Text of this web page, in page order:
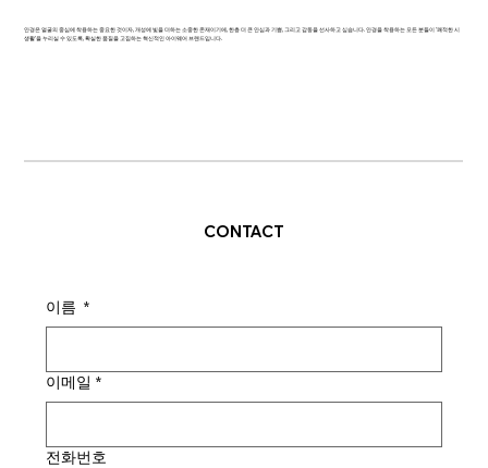
안경은 얼굴의 중심에 착용하는 중요한 것이자, 개성에 빛을 더하는 소중한 존재이기에, 한층 더 큰 안심과 기쁨, 그리고 감동을 선사하고 싶습니다. 안경을 착용하는 모든 분들이 '쾌적한 시
생활'을 누리실 수 있도록, 확실한 품질을 고집하는 혁신적인 아이웨어 브랜드입니다.
CONTACT
이름 *
이메일 *
전화번호